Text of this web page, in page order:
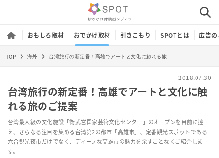
おもしろ取材 おでかけ取材 引きこもり SPOTとは 広告
TOP 海外
2018.07.30
台湾旅行の新定番！高雄でアートと文化に触
れる旅のご提案
台湾最大級の文化施設「衛武営国家芸術文化センター」のオープンを目前に控
え、さらなる注目を集める台湾第2の都市「高雄市」。定番観光スポットである
六合観光夜市だけでなく、ディープな高雄市の魅力を余すことなくご紹介しま
す。